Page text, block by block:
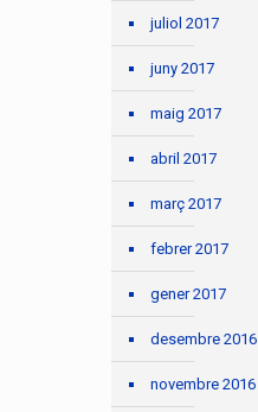
juliol 2017
juny 2017
maig 2017
abril 2017
març 2017
febrer 2017
gener 2017
desembre 2016
novembre 2016